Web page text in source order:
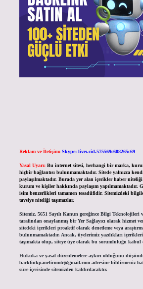
Reklam ve İletişim: Skype: live:.cid.575569c608265c69
Yasal Uyarı: Bu internet sitesi, herhangi bir marka,
hiçbir bağlantısı bulunmamaktadır. Sitede yalnızca kendi
paylaşılmaktadır. Burada yer alan içerikler haber niteliği
kurum ve kişiler hakkında paylaşım yapılmamaktadır.
isim benzerlikleri tamamen tesadüfidir. Sitemizdeki
tavsiye niteliği taşımazlar.
Sitemiz, 5651 Sayılı Kanun gereğince Bilgi
tarafından onaylanmış bir Yer Sağlayıcı olarak hizmet
sitedeki içerikleri proaktif olarak denetleme veya
bulunmamaktadır. Ancak, üyelerimiz yazdıkları
taşımakta olup, siteye üye olarak bu sorumluluğu kabul
Hukuka ve yasal düzenlemelere aykırı olduğunu
backlinkpanelicomtr@gmail.comadresine bildirmeniz
süre içerisinde sitemizden kaldırılacaktır.